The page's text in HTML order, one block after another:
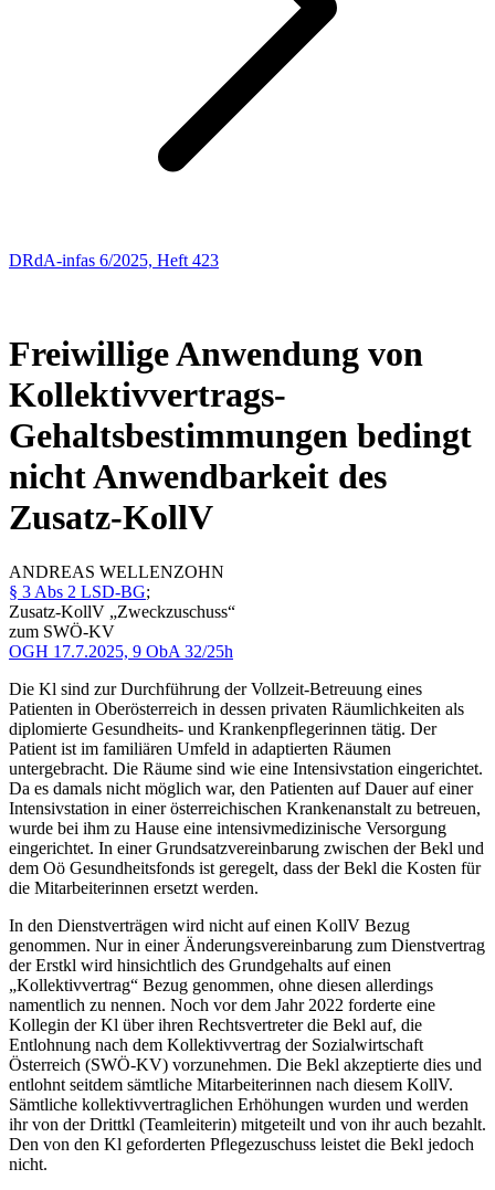
DRdA-infas 6/2025, Heft 423
Freiwillige Anwendung von
Kollektivvertrags-
Gehaltsbestimmungen bedingt
nicht Anwendbarkeit des
Zusatz-KollV
ANDREAS WELLENZOHN
§ 3 Abs 2 LSD-BG;
Zusatz-KollV „Zweckzuschuss“
zum SWÖ-KV
OGH 17.7.2025, 9 ObA 32/25h
Die Kl sind zur Durchführung der Vollzeit-Betreuung eines
Patienten in Oberösterreich in dessen privaten Räumlichkeiten als
diplomierte Gesundheits- und Krankenpflegerinnen tätig. Der
Patient ist im familiären Umfeld in adaptierten Räumen
untergebracht. Die Räume sind wie eine Intensivstation eingerichtet.
Da es damals nicht möglich war, den Patienten auf Dauer auf einer
Intensivstation in einer österreichischen Krankenanstalt zu betreuen,
wurde bei ihm zu Hause eine intensivmedizinische Versorgung
eingerichtet. In einer Grundsatzvereinbarung zwischen der Bekl und
dem Oö Gesundheitsfonds ist geregelt, dass der Bekl die Kosten für
die Mitarbeiterinnen ersetzt werden.
In den Dienstverträgen wird nicht auf einen KollV Bezug
genommen. Nur in einer Änderungsvereinbarung zum Dienstvertrag
der Erstkl wird hinsichtlich des Grundgehalts auf einen
„Kollektivvertrag“ Bezug genommen, ohne diesen allerdings
namentlich zu nennen. Noch vor dem Jahr 2022 forderte eine
Kollegin der Kl über ihren Rechtsvertreter die Bekl auf, die
Entlohnung nach dem Kollektivvertrag der Sozialwirtschaft
Österreich (SWÖ-KV) vorzunehmen. Die Bekl akzeptierte dies und
entlohnt seitdem sämtliche Mitarbeiterinnen nach diesem KollV.
Sämtliche kollektivvertraglichen Erhöhungen wurden und werden
ihr von der Drittkl (Teamleiterin) mitgeteilt und von ihr auch bezahlt.
Den von den Kl geforderten Pflegezuschuss leistet die Bekl jedoch
nicht.